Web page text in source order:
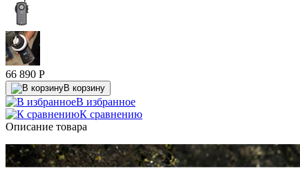
66 890 P
В корзину
В избранное
К сравнению
Описание товара